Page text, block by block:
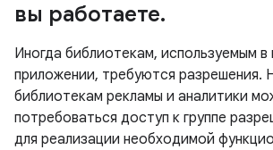
вы работаете.
Иногда библиотекам, используемым в
приложении, требуются разрешения.
библиотекам рекламы и аналитики
потребоваться доступ к группе
для реализации необходимой